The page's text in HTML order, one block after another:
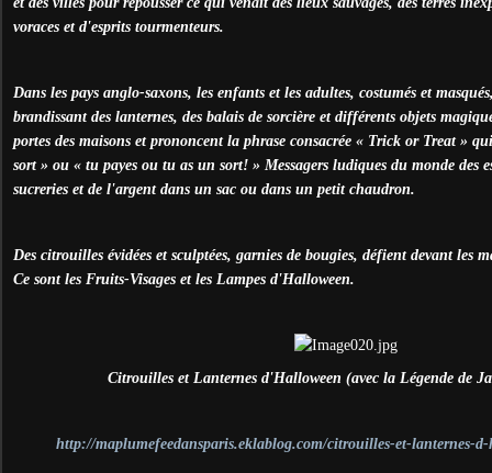
voraces et d'esprits tourmenteurs.
Dans les pays anglo-saxons, les enfants et les adultes, costumés et
brandissant des lanternes, des balais de sorcière et différents objets
portes des maisons et prononcent la phrase consacrée « Trick or Treat »
sort » ou « tu payes ou tu as un sort! » Messagers ludiques du monde des
sucreries et de l'argent dans un sac ou dans un petit chaudron.
Des citrouilles évidées et sculptées, garnies de bougies, défient devant les
Ce sont les Fruits-Visages et les Lampes d'Halloween.
Citrouilles et Lanternes d'Halloween (avec la Légende de
http://maplumefeedansparis.eklablog.com/citrouilles-et-lanternes-d-